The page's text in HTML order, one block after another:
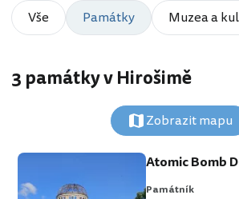
Vše Památky Muzea a
3 památky v Hirošimě
Zobrazit mapu
Atomic Bomb
Památník